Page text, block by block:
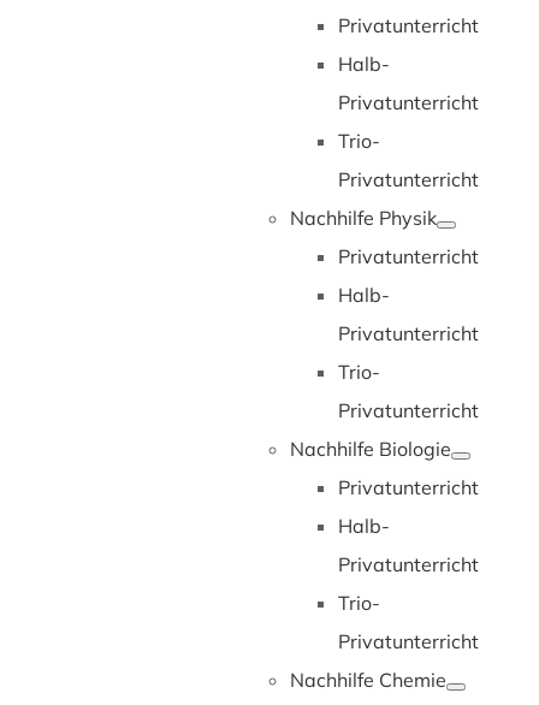
Privatunterricht
Halb-
Privatunterricht
Trio-
Privatunterricht
Nachhilfe Physik
Privatunterricht
Halb-
Privatunterricht
Trio-
Privatunterricht
Nachhilfe Biologie
Privatunterricht
Halb-
Privatunterricht
Trio-
Privatunterricht
Nachhilfe Chemie